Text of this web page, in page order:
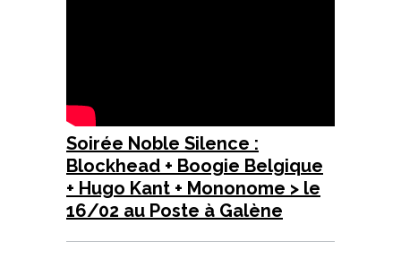
Soirée Noble Silence :
Blockhead + Boogie Belgique
+ Hugo Kant + Mononome > le
16/02 au Poste à Galène